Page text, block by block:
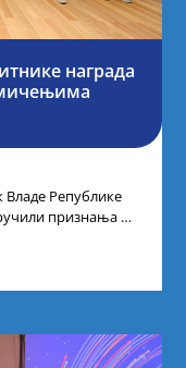
награда
Републике
признања У